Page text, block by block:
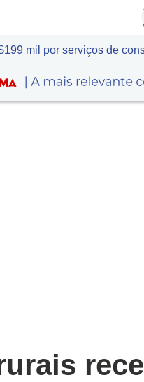
mil por serviços de